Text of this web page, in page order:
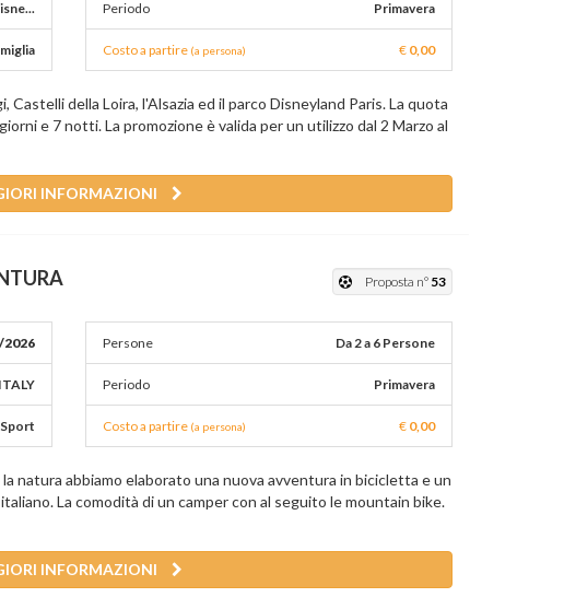
Periodo Primavera
€ 0,00
Costo a partire (a persona)
Castelli della Loira, l'Alsazia ed il parco Disneyland Paris. La quota
e 7 notti. La promozione è valida per un utilizzo dal 2 Marzo al
INFORMAZIONI
Proposta n° 53
2026
ITALY
Sport
Persone Da 2 a 6 Persone
Periodo Primavera
€ 0,00
Costo a partire (a persona)
natura abbiamo elaborato una nuova avventura in bicicletta e un
La comodità di un camper con al seguito le mountain bike.
INFORMAZIONI